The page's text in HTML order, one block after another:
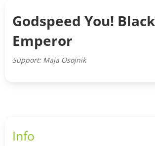
Godspeed You! Black
Emperor
Support: Maja Osojnik
Info